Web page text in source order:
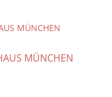
MÜNCHEN